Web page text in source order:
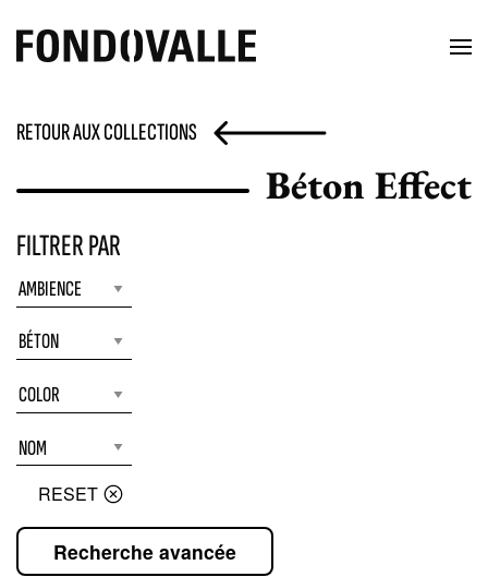
RETOUR AUX COLLECTIONS
Béton Effect
FILTRER PAR
RESET
Recherche avancée